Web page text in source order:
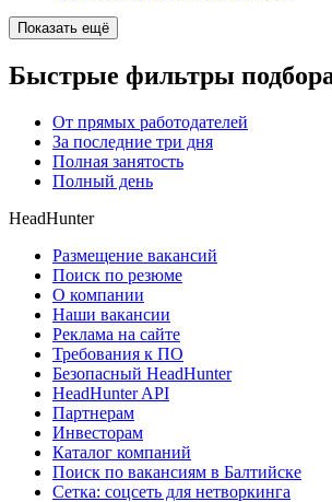
Показать ещё
Быстрые фильтры
От прямых работодателей
За последние три дня
Полная занятость
Полный день
HeadHunter
Размещение вакансий
Поиск по резюме
О компании
Наши вакансии
Реклама на сайте
Требования к ПО
Безопасный HeadHunter
HeadHunter API
Партнерам
Инвесторам
Каталог компаний
Поиск по вакансиям в Балтийске
Сетка: соцсеть для нетворкинга